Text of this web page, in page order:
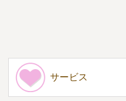
サービス